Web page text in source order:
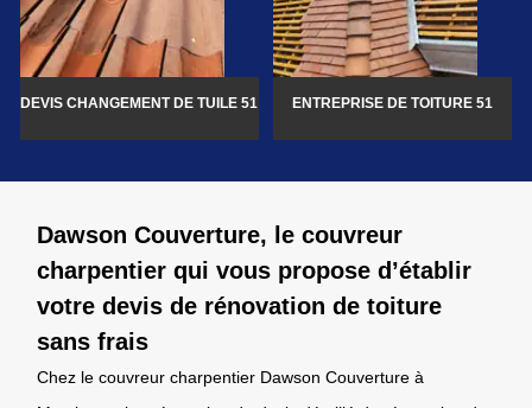
DEVIS CHANGEMENT DE TUILE 51 ENTREPRISE DE TOITURE 51
Dawson Couverture, le couvreur
charpentier qui vous propose d’établir
votre devis de rénovation de toiture
sans frais
Chez le couvreur charpentier Dawson Couverture à